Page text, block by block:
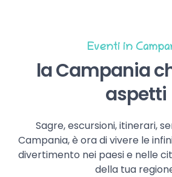
Eventi in
la Campania
aspetti
Sagre, escursioni, itinerari,
Campania, è ora di vivere le
divertimento nei paesi e nelle
della tua